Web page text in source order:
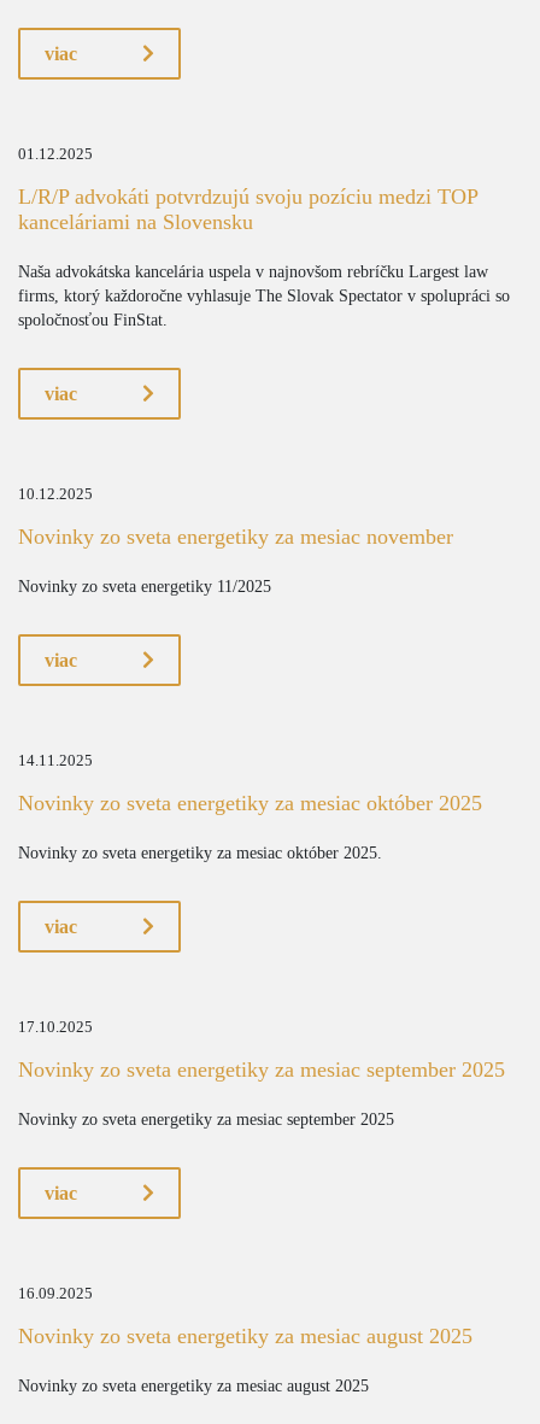
viac
01.12.2025
L/R/P advokáti potvrdzujú svoju pozíciu medzi TOP
kanceláriami na Slovensku
Naša advokátska kancelária uspela v najnovšom rebríčku Largest law
firms, ktorý každoročne vyhlasuje The Slovak Spectator v spolupráci so
spoločnosťou FinStat.
viac
10.12.2025
Novinky zo sveta energetiky za mesiac november
Novinky zo sveta energetiky 11/2025
viac
14.11.2025
Novinky zo sveta energetiky za mesiac október 2025
Novinky zo sveta energetiky za mesiac október 2025.
viac
17.10.2025
Novinky zo sveta energetiky za mesiac september 2025
Novinky zo sveta energetiky za mesiac september 2025
viac
16.09.2025
Novinky zo sveta energetiky za mesiac august 2025
Novinky zo sveta energetiky za mesiac august 2025